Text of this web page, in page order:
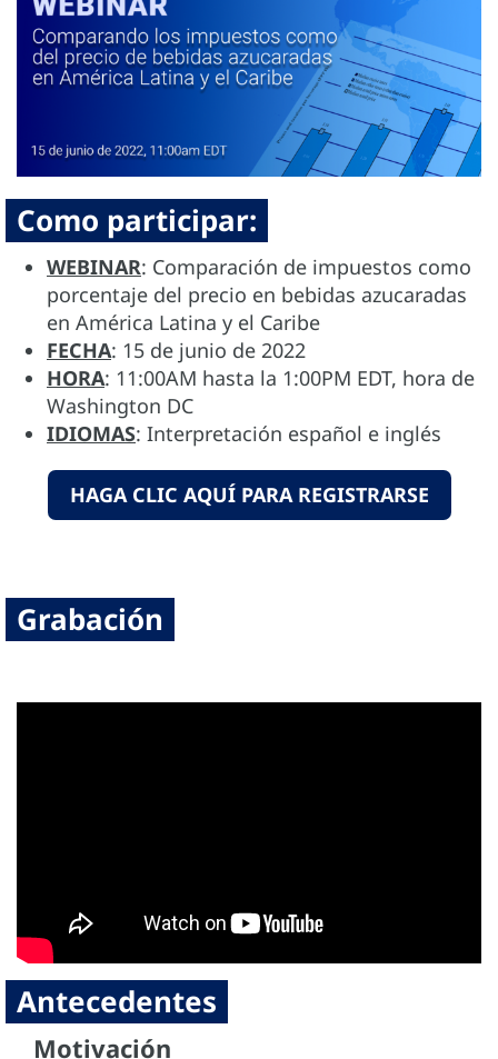
Como participar:
WEBINAR: Comparación de impuestos como
porcentaje del precio en bebidas azucaradas
en América Latina y el Caribe
FECHA: 15 de junio de 2022
HORA: 11:00AM hasta la 1:00PM EDT, hora de
Washington DC
IDIOMAS: Interpretación español e inglés
HAGA CLIC AQUÍ PARA REGISTRARSE
Grabación
Antecedentes
Motivación